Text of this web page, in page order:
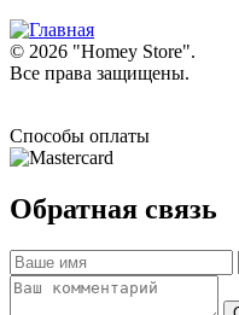
© 2026 "Homey Store".
Все права защищены.
Способы оплаты
Обратная связь